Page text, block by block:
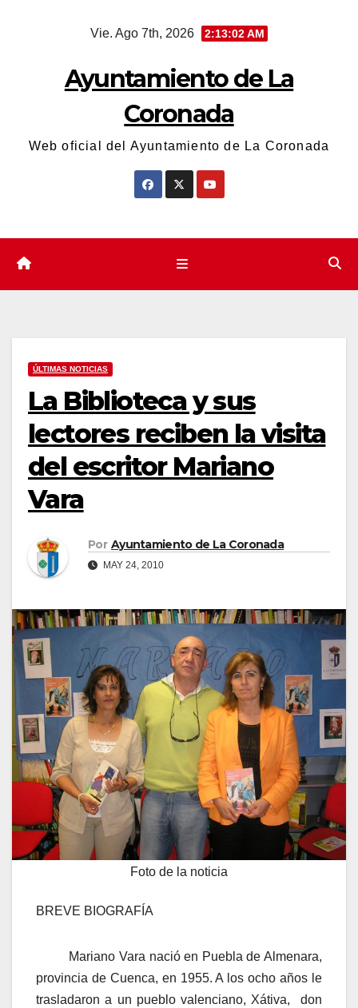
Vie. Ago 7th, 2026 2:13:03 AM
Ayuntamiento de La
Coronada
Web oficial del Ayuntamiento de La Coronada
ÚLTIMAS NOTICIAS
La Biblioteca y sus
lectores reciben la visita
del escritor Mariano
Vara
Por Ayuntamiento de La Coronada
MAY 24, 2010
Foto de la noticia
BREVE BIOGRAFÍA
Mariano Vara nació en Puebla de Almenara,
provincia de Cuenca, en 1955. A los ocho años le
trasladaron a un pueblo valenciano, Xátiva, don